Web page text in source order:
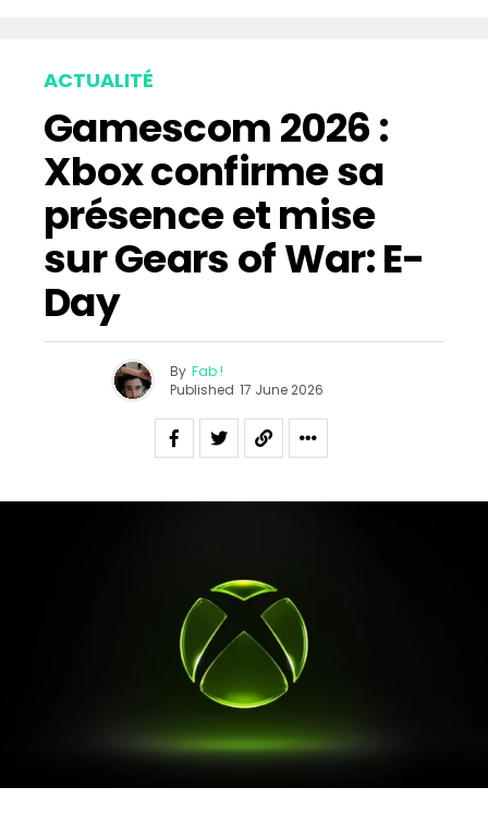
ACTUALITÉ
Gamescom 2026 :
Xbox confirme sa
présence et mise
sur Gears of War: E-
Day
By Fab !
Published 17 June 2026